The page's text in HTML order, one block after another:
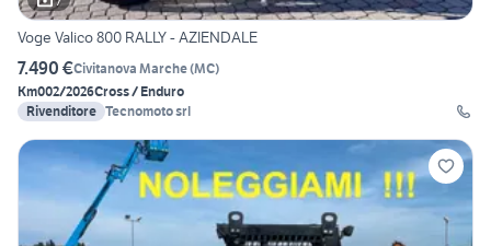
Voge Valico 800 RALLY - AZIENDALE
7.490 €Civitanova Marche(MC)
Km002/2026Cross / Enduro
Rivenditore Tecnomoto srl